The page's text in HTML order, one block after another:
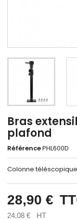
Bras
plafond
RéférencePHL600D
Colonne
28,90 €
24,08 € HT